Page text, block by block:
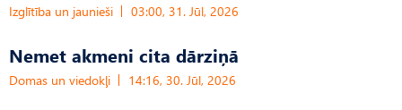
Izglītība un jaunieši 03:00, 31. Jūl, 2026
Nemet akmeni cita dārziņā
Domas un viedokļi 14:16, 30. Jūl, 2026